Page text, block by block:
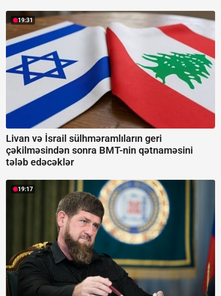
19:31
Livan və İsrail sülhməramlıların geri
çəkilməsindən sonra BMT-nin qətnaməsini
tələb edəcəklər
19:17